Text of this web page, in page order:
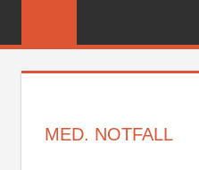
MED. NOTFALL